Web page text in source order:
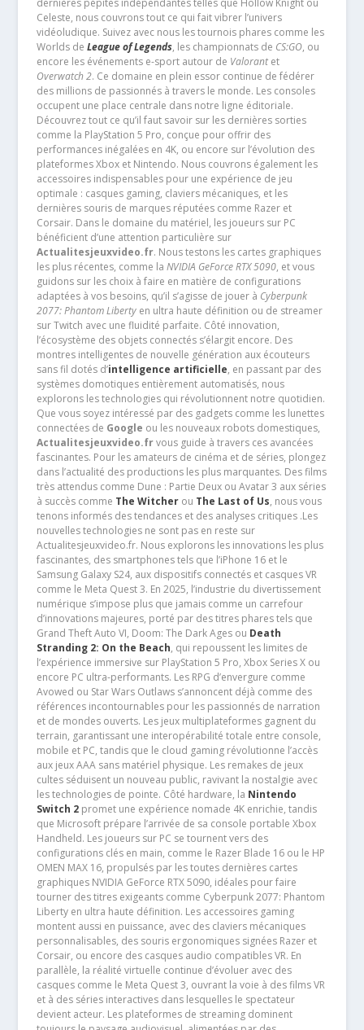
dernières pépites indépendantes telles que Hollow Knight ou
Celeste, nous couvrons tout ce qui fait vibrer l’univers
vidéoludique. Suivez avec nous les tournois phares comme les
Worlds de League of Legends, les championnats de CS:GO, ou
encore les événements e-sport autour de Valorantet
Overwatch 2. Ce domaine en plein essor continue de fédérer
des millions de passionnés à travers le monde. Les consoles
occupent une place centrale dans notre ligne éditoriale.
Découvrez tout ce qu’il faut savoir sur les dernières sorties
comme la PlayStation 5 Pro, conçue pour offrir des
performances inégalées en 4K, ou encore sur l’évolution des
plateformes Xbox et Nintendo. Nous couvrons également les
accessoires indispensables pour une expérience de jeu
optimale : casques gaming, claviers mécaniques, et les
dernières souris de marques réputées comme Razer et
Corsair. Dans le domaine du matériel, les joueurs sur PC
bénéficient d’une attention particulière sur
Actualitesjeuxvideo.fr. Nous testons les cartes graphiques
les plus récentes, comme la NVIDIA GeForce RTX 5090, et vous
guidons sur les choix à faire en matière de configurations
adaptées à vos besoins, qu’il s’agisse de jouer à Cyberpunk
2077: Phantom Libertyen ultra haute définition ou de streamer
sur Twitch avec une fluidité parfaite. Côté innovation,
l’écosystème des objets connectés s’élargit encore. Des
montres intelligentes de nouvelle génération aux écouteurs
sans fil dotés d’intelligence artificielle, en passant par des
systèmes domotiques entièrement automatisés, nous
explorons les technologies qui révolutionnent notre quotidien.
Que vous soyez intéressé par des gadgets comme les lunettes
connectées de Google ou les nouveaux robots domestiques,
Actualitesjeuxvideo.frvous guide à travers ces avancées
fascinantes. Pour les amateurs de cinéma et de séries, plongez
dans l’actualité des productions les plus marquantes. Des films
très attendus comme Dune : Partie Deux ou Avatar 3 aux séries
à succès comme The Witcherou The Last of Us, nous vous
tenons informés des tendances et des analyses critiques .Les
nouvelles technologies ne sont pas en reste sur
Actualitesjeuxvideo.fr. Nous explorons les innovations les plus
fascinantes, des smartphones tels que l’iPhone 16 et le
Samsung Galaxy S24, aux dispositifs connectés et casques VR
comme le Meta Quest 3. En 2025, l’industrie du divertissement
numérique s’impose plus que jamais comme un carrefour
d’innovations majeures, porté par des titres phares tels que
Grand Theft Auto VI, Doom: The Dark Ages ou Death
Stranding 2: On the Beach, qui repoussent les limites de
l’expérience immersive sur PlayStation 5 Pro, Xbox Series X ou
encore PC ultra-performants. Les RPG d’envergure comme
Avowed ou Star Wars Outlaws s’annoncent déjà comme des
références incontournables pour les passionnés de narration
et de mondes ouverts. Les jeux multiplateformes gagnent du
terrain, garantissant une interopérabilité totale entre console,
mobile et PC, tandis que le cloud gaming révolutionne l’accès
aux jeux AAA sans matériel physique. Les remakes de jeux
cultes séduisent un nouveau public, ravivant la nostalgie avec
les technologies de pointe. Côté hardware, la Nintendo
Switch 2promet une expérience nomade 4K enrichie, tandis
que Microsoft prépare l’arrivée de sa console portable Xbox
Handheld. Les joueurs sur PC se tournent vers des
configurations clés en main, comme le Razer Blade 16 ou le HP
OMEN MAX 16, propulsés par les toutes dernières cartes
graphiques NVIDIA GeForce RTX 5090, idéales pour faire
tourner des titres exigeants comme Cyberpunk 2077: Phantom
Liberty en ultra haute définition. Les accessoires gaming
montent aussi en puissance, avec des claviers mécaniques
personnalisables, des souris ergonomiques signées Razer et
Corsair, ou encore des casques audio compatibles VR. En
parallèle, la réalité virtuelle continue d’évoluer avec des
casques comme le Meta Quest 3, ouvrant la voie à des films VR
et à des séries interactives dans lesquelles le spectateur
devient acteur. Les plateformes de streaming dominent